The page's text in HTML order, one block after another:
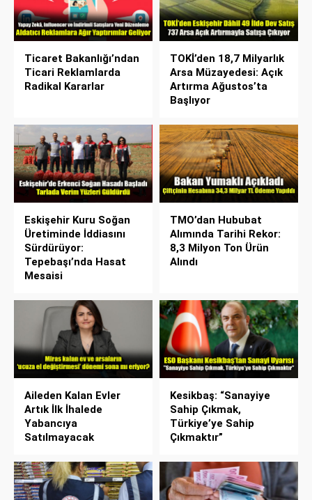
Ticaret Bakanlığı’ndan
Ticari Reklamlarda
Radikal Kararlar
TOKİ’den 18,7 Milyarlık
Arsa Müzayedesi: Açık
Artırma Ağustos’ta
Başlıyor
Eskişehir Kuru Soğan
Üretiminde İddiasını
Sürdürüyor:
Tepebaşı’nda Hasat
Mesaisi
TMO’dan Hububat
Alımında Tarihi Rekor:
8,3 Milyon Ton Ürün
Alındı
Aileden Kalan Evler
Artık İlk İhalede
Yabancıya
Satılmayacak
Kesikbaş: “Sanayiye
Sahip Çıkmak,
Türkiye’ye Sahip
Çıkmaktır”